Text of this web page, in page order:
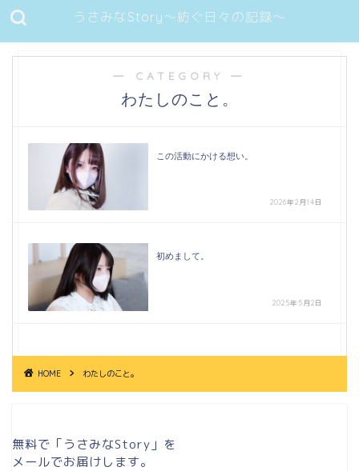
うさみなStory～紡ぐ日々の記録～
― CATEGORY ―
わたしのこと。
この活動にかける想い。
2026年2月14日
初めまして。
2025年5月2日
HOME わたしのこと。
無料で「うさみなStory」を
メールでお届けします。